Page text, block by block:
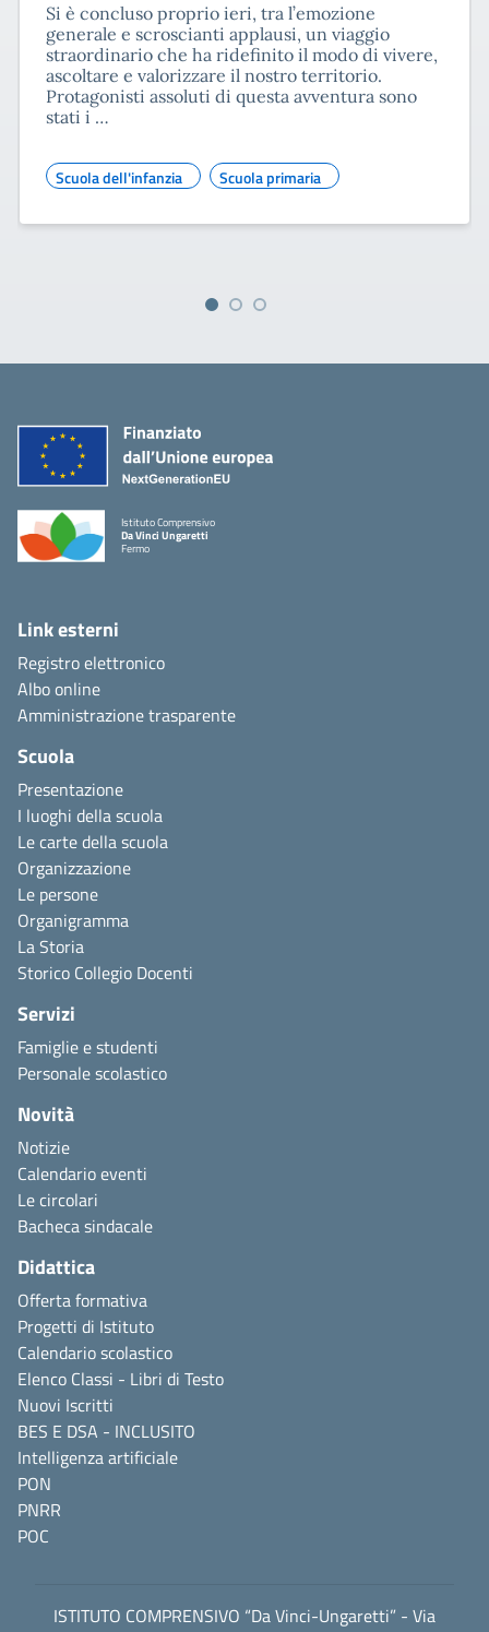
Si è concluso proprio ieri, tra l’emozione
generale e scroscianti applausi, un viaggio
straordinario che ha ridefinito il modo di vivere,
ascoltare e valorizzare il nostro territorio.
Protagonisti assoluti di questa avventura sono
stati i …
Scuola dell'infanzia Scuola primaria
Istituto Comprensivo
Da Vinci Ungaretti
Fermo
Link esterni
Registro elettronico
Albo online
Amministrazione trasparente
Scuola
Presentazione
I luoghi della scuola
Le carte della scuola
Organizzazione
Le persone
Organigramma
La Storia
Storico Collegio Docenti
Servizi
Famiglie e studenti
Personale scolastico
Novità
Notizie
Calendario eventi
Le circolari
Bacheca sindacale
Didattica
Offerta formativa
Progetti di Istituto
Calendario scolastico
Elenco Classi - Libri di Testo
Nuovi Iscritti
BES E DSA - INCLUSITO
Intelligenza artificiale
PON
PNRR
POC
ISTITUTO COMPRENSIVO “Da Vinci-Ungaretti” - Via